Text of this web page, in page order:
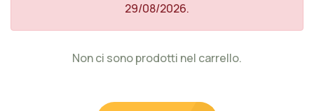
29/08/2026.
Non ci sono prodotti nel carrello.